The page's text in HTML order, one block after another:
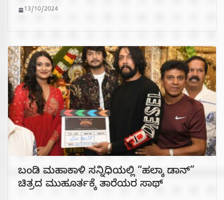
13/10/2024
ಬಂಡಿ ಮಹಾಕಾಳಿ ಸನ್ನಿಧಿಯಲ್ಲಿ “ಹಲ್ಕಾ ಡಾನ್”
ಚಿತ್ರದ ಮುಹೂರ್ತಕ್ಕೆ ತಾರೆಯರ ಸಾಥ್